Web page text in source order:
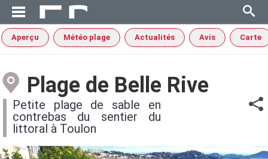
Aperçu Météo plage Actualités Avis Carte
Plage de Belle Rive
Petite plage de sable en
contrebas du sentier du
littoral à Toulon